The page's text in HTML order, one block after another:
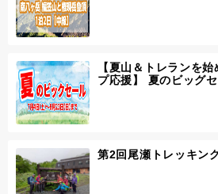
【夏山＆トレランを
プ応援】 夏のビッグセ
第2回尾瀬トレッキン